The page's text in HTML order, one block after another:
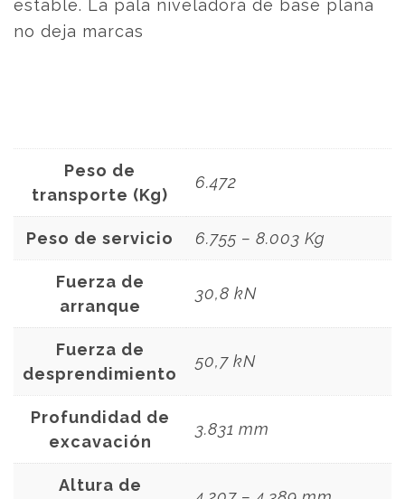
estable. La pala niveladora de base plana
no deja marcas
Peso de
transporte (Kg)
6.472
Peso de servicio 6.755 – 8.003 Kg
Fuerza de
arranque
30,8 kN
Fuerza de
desprendimiento
50,7 kN
Profundidad de
excavación
3.831 mm
Altura de